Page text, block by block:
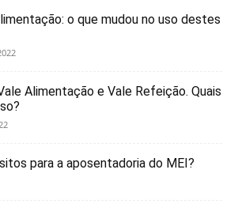
o que mudou no uso destes
Alimentação e Vale Refeição. Quais
para a aposentadoria do MEI?